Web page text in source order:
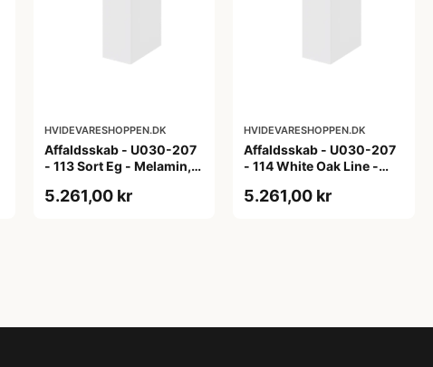
HVIDEVARESHOPPEN.DK
Affaldsskab - U030-207
- 113 Sort Eg - Melamin,
5.261,00 kr
HVIDEVARESHOPPEN.DK
Affaldsskab - U030-207
- 114 White Oak Line -
5.261,00 kr